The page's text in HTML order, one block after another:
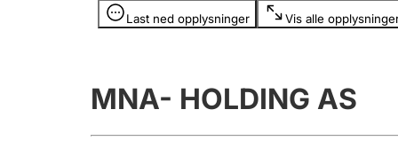
Last ned opplysninger Vis alle
Opplysninger er skjult
MNA- HOLDING AS